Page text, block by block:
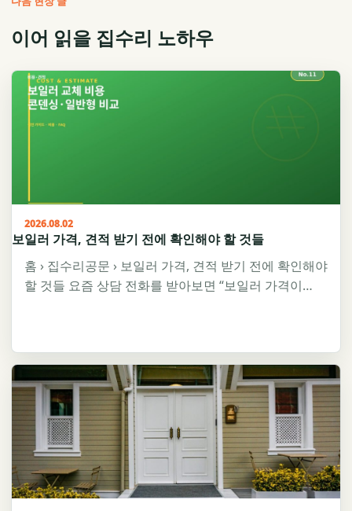
이어 읽을 집수리 노하우
2026.08.02
보일러 가격, 견적 받기 전에 확인해야 할 것들
홈 › 집수리공문 › 보일러 가격, 견적 받기 전에 확인해야
할 것들 요즘 상담 전화를 받아보면 “보일러 가격이…